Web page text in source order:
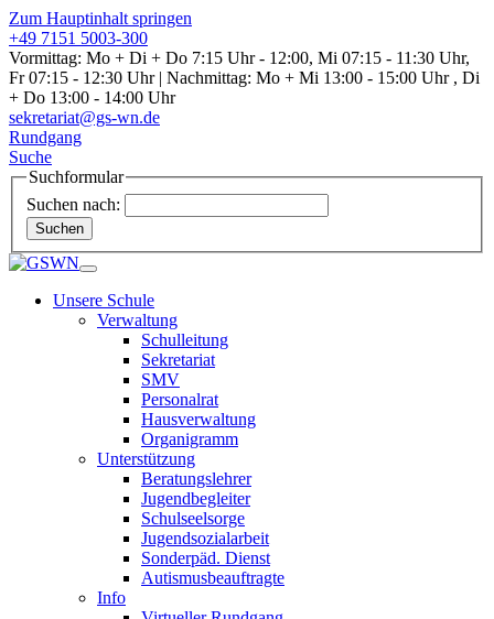
Zum Hauptinhalt springen
+49 7151 5003-300
Vormittag: Mo + Di + Do 7:15 Uhr - 12:00, Mi 07:15 - 11:30 Uhr,
Fr 07:15 - 12:30 Uhr | Nachmittag: Mo + Mi 13:00 - 15:00 Uhr , Di
+ Do 13:00 - 14:00 Uhr
sekretariat@gs-wn.de
Rundgang
Suche
Suchformular
Suchen nach:
Suchen
Unsere Schule
Verwaltung
Schulleitung
Sekretariat
SMV
Personalrat
Hausverwaltung
Organigramm
Unterstützung
Beratungslehrer
Jugendbegleiter
Schulseelsorge
Jugendsozialarbeit
Sonderpäd. Dienst
Autismusbeauftragte
Info